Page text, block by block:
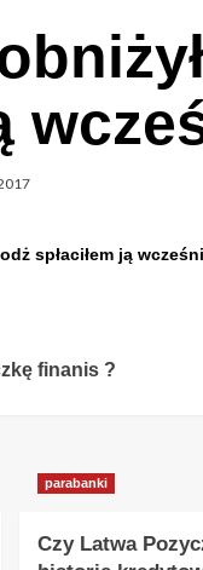
spłaciłem ją
finanis ?
parabanki
Czy Latwa